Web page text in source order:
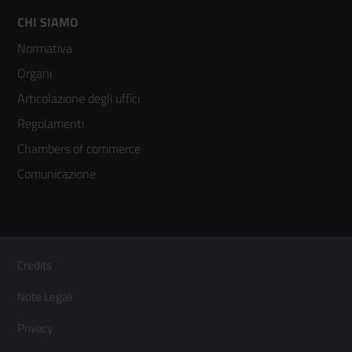
Footer
menù
colonna
3
CHI SIAMO
Normativa
Organi
Articolazione degli uffici
Regolamenti
Chambers of commerce
Comunicazione
Footer
Menù
orizzontale
Credits
Note Legali
Privacy